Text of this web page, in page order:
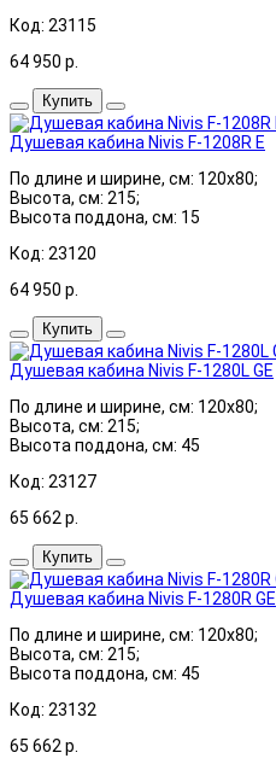
Код: 23115
64 950 р.
Купить
Душевая кабина Nivis F-1208R E
По длине и ширине, см: 120x80;
Высота, см: 215;
Высота поддона, см: 15
Код: 23120
64 950 р.
Купить
Душевая кабина Nivis F-1280L GE
По длине и ширине, см: 120x80;
Высота, см: 215;
Высота поддона, см: 45
Код: 23127
65 662 р.
Купить
Душевая кабина Nivis F-1280R GE
По длине и ширине, см: 120x80;
Высота, см: 215;
Высота поддона, см: 45
Код: 23132
65 662 р.